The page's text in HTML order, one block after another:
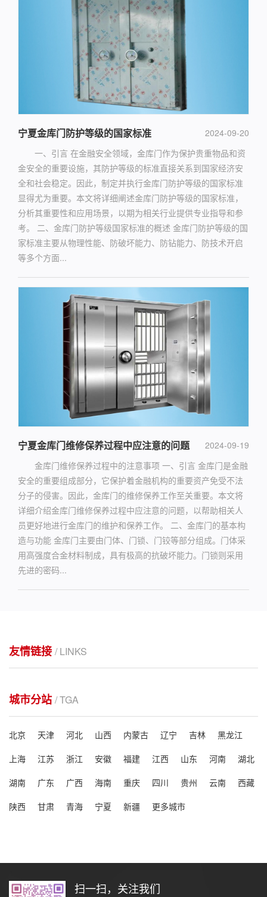
2024-09-20
宁夏金库门防护等级的国家标准
一、引言 在金融安全领域，金库门作为保护贵重物品和资
金安全的重要设施，其防护等级的标准直接关系到国家经济安
全和社会稳定。因此，制定并执行金库门防护等级的国家标准
显得尤为重要。本文将详细阐述金库门防护等级的国家标准，
分析其重要性和应用场景，以期为相关行业提供专业指导和参
考。 二、金库门防护等级国家标准的概述 金库门防护等级的国
家标准主要从物理性能、防破坏能力、防钻能力、防技术开启
等多个方面...
2024-09-19
宁夏金库门维修保养过程中应注意的问题
金库门维修保养过程中的注意事项 一、引言 金库门是金融
安全的重要组成部分，它保护着金融机构的重要资产免受不法
分子的侵害。因此，金库门的维修保养工作至关重要。本文将
详细介绍金库门维修保养过程中应注意的问题，以帮助相关人
员更好地进行金库门的维护和保养工作。 二、金库门的基本构
造与功能 金库门主要由门体、门锁、门铰等部分组成。门体采
用高强度合金材料制成，具有极高的抗破坏能力。门锁则采用
先进的密码...
友情链接 / LINKS
城市分站 / TGA
北京 天津 河北 山西 内蒙古 辽宁 吉林
黑龙江
上海
江苏 浙江 安徽 福建 江西 山东 河南
湖北
湖南
广东 广西 海南 重庆 四川 贵州 云南
西藏
陕西
甘肃 青海 宁夏 新疆 更多城市
扫一扫，关注我们